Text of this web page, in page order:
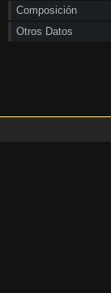
Composición
Otros Datos